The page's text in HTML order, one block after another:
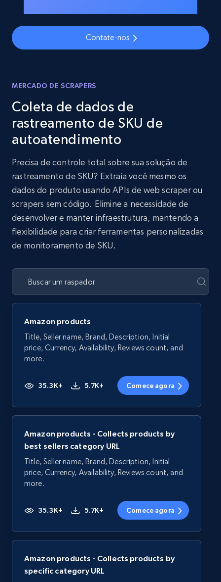
Contate-nos
MERCADO DE SCRAPERS
Coleta de dados de
rastreamento de SKU de
autoatendimento
Precisa de controle total sobre sua solução de
rastreamento de SKU? Extraia você mesmo os
dados do produto usando APIs de web scraper ou
scrapers sem código. Elimine a necessidade de
desenvolver e manter infraestrutura, mantendo a
flexibilidade para criar ferramentas personalizadas
de monitoramento de SKU.
Amazon products
Title, Seller name, Brand, Description, Initial
price, Currency, Availability, Reviews count, and
more.
35.3K+ 5.7K+ Comece agora
Amazon products - Collects products by
best sellers category URL
Title, Seller name, Brand, Description, Initial
price, Currency, Availability, Reviews count, and
more.
35.3K+ 5.7K+ Comece agora
Amazon products - Collects products by
specific category URL